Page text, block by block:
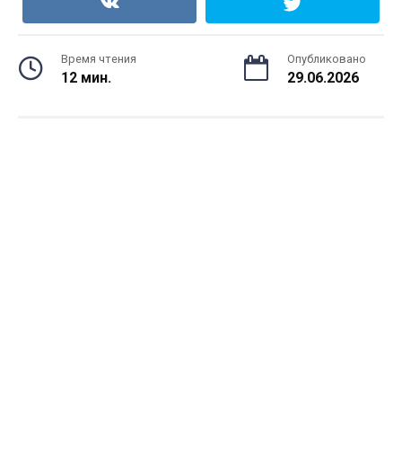
Время чтения
12 мин.
Опубликовано
29.06.2026